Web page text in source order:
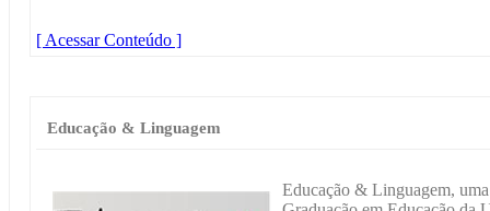
[ Acessar Conteúdo ]
Educação & Linguagem
Educação & Linguagem,